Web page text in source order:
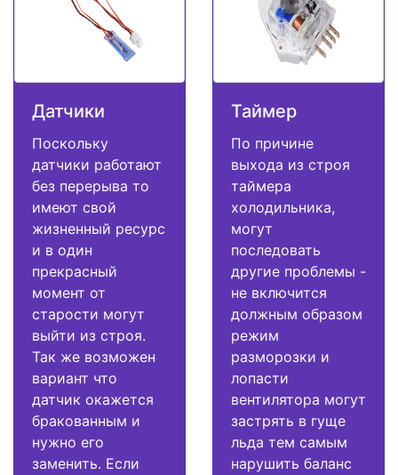
Датчики
Поскольку
датчики работают
без перерыва то
имеют свой
жизненный ресурс
и в один
прекрасный
момент от
старости могут
выйти из строя.
Так же возможен
вариант что
датчик окажется
бракованным и
нужно его
заменить. Если
Таймер
По причине
выхода из строя
таймера
холодильника,
могут
последовать
другие проблемы -
не включится
должным образом
режим
разморозки и
лопасти
вентилятора могут
застрять в гуще
льда тем самым
нарушить баланс